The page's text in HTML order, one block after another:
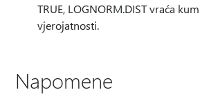
TRUE, LOGNORM.DIST vraća
vjerojatnosti.
Napomene